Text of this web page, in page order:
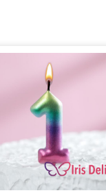
с
с
букет из